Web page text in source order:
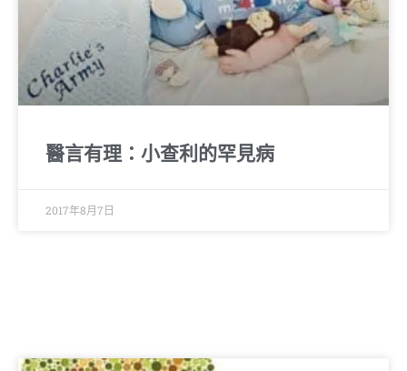
醫言有理：小查利的罕見病
2017年8月7日